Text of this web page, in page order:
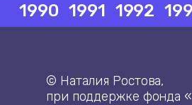
1990 1991 1992
© Наталия Ростова,
при поддержке фонда